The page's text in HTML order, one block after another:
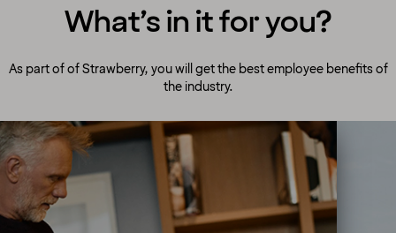
What’s in it for you?
As part of of Strawberry, you will get the best employee benefits of
the industry.